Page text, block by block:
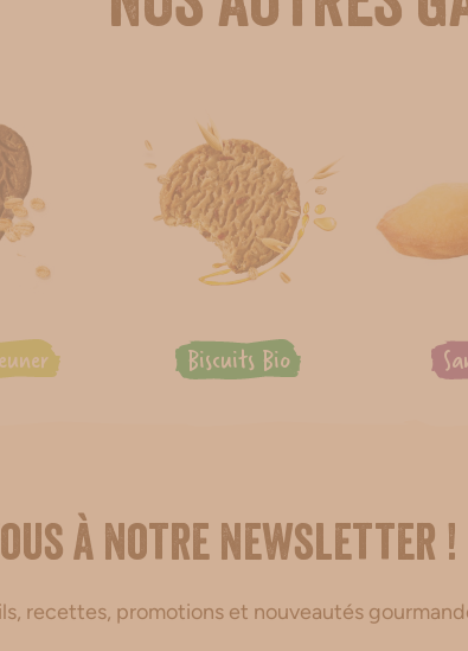
Biscuits Bio
à notre newsletter !
recettes, promotions et nouveautés